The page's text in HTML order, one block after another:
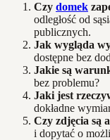
Czy domek
odległość od
publicznych.
Jak wygląda
dostępne bez
Jakie są
bez problemu?
Jaki jest
dokładne
Czy zdjęcia są
i dopytać o